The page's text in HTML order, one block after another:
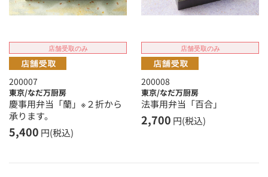
店舗受取のみ
200007
東京/なだ万厨房
慶事用弁当「蘭」※２折から
承ります。
5,400 円(税込)
店舗受取のみ
200008
東京/なだ万厨房
法事用弁当「百合」
2,700 円(税込)